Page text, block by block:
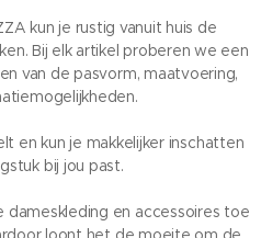
kun je rustig vanuit huis de
Bij elk artikel proberen we een
van de pasvorm, maatvoering,
en kun je makkelijker inschatten
bij jou past.
en accessoires toe